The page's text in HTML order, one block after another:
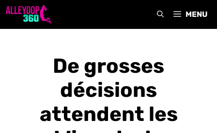
Aller
MENU
De grosses
décisions
attendent les